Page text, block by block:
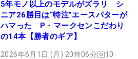
5年モノ以上のモデルがズラリ シ
ニア26勝目は“特注”エースパターが
ハマった P・マークセンこだわり
の14本【勝者のギア】
2026年6月1日 (月) 20時06分 10